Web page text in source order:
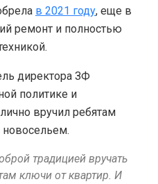
в 2021 году, еще в
ремонт и полностью
директора ЗФ
политике и
вручил ребятам
новосельем.
традицией вручать
ключи от квартир. И